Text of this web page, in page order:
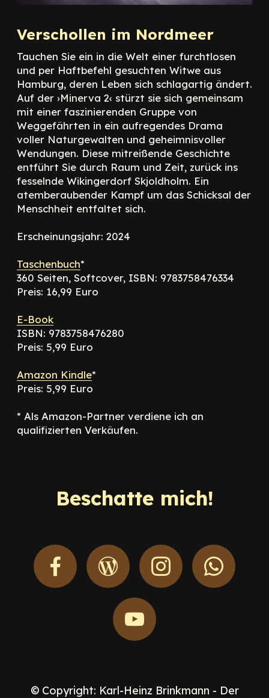
Verschollen im Nordmeer
Tauchen Sie ein in die Welt einer furchtlosen
und per Haftbefehl gesuchten Witwe aus
Hamburg, deren Leben sich schlagartig ändert.
Auf der ›Minerva 2‹ stürzt sie sich gemeinsam
mit einer faszinierenden Gruppe von
Weggefährten in ein aufregendes Drama
voller Naturgewalten und geheimnisvoller
Wendungen. Diese mitreißende Geschichte
entführt Sie durch Raum und Zeit, zurück ins
fesselnde Wikingerdorf Skjoldholm. Ein
atemberaubender Kampf um das Schicksal der
Menschheit entfaltet sich.
Erscheinungsjahr: 2024
Taschenbuch*
360 Seiten, Softcover, ISBN: 9783758476334
Preis: 16,99 Euro
E-Book
ISBN: 9783758476280
Preis: 5,99 Euro
Amazon Kindle*
Preis: 5,99 Euro
* Als Amazon-Partner verdiene ich an
qualifizierten Verkäufen.
Beschatte mich!
© Copyright: Karl-Heinz Brinkmann - Der